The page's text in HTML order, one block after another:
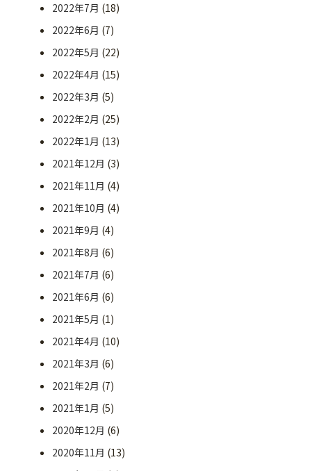
2022年7月 (18)
2022年6月 (7)
2022年5月 (22)
2022年4月 (15)
2022年3月 (5)
2022年2月 (25)
2022年1月 (13)
2021年12月 (3)
2021年11月 (4)
2021年10月 (4)
2021年9月 (4)
2021年8月 (6)
2021年7月 (6)
2021年6月 (6)
2021年5月 (1)
2021年4月 (10)
2021年3月 (6)
2021年2月 (7)
2021年1月 (5)
2020年12月 (6)
2020年11月 (13)